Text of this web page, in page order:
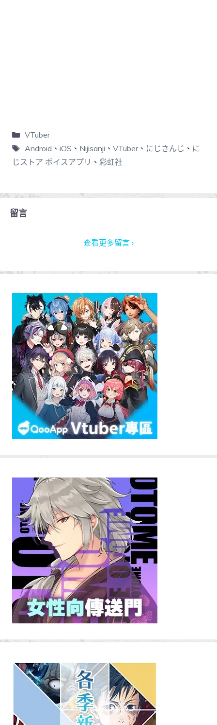
VTuber
Android 、 iOS 、 Nijisanji 、 VTuber、 にじさんじ 、 に
じストア ボイスアプリ 、 彩虹社
留言
查看更多留言 ›